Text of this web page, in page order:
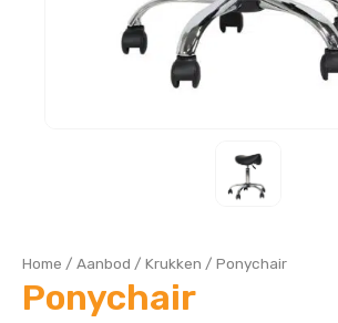
Home / Aanbod / Krukken / Ponychair
Ponychair